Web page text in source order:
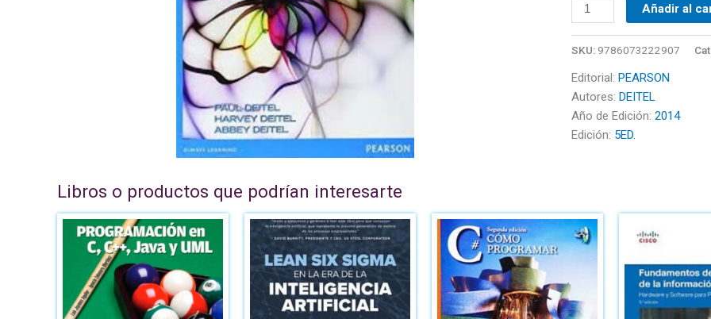
Añadir al
SKU: 9786073222907
Editorial: PEARSON
Autores: DEITEL
Año de Edición: 2014
Edición: 5ED.
Libros o productos que podrían interesarte